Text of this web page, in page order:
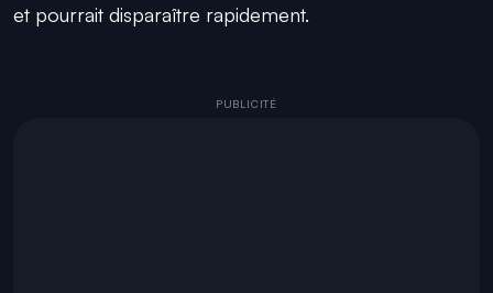
et pourrait disparaître rapidement.